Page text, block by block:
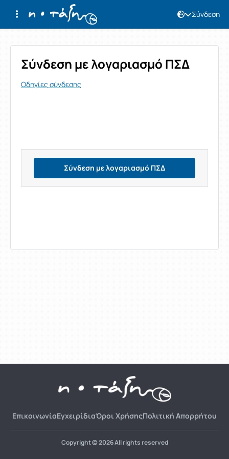
Σύνδεση
Σύνδεση
Σύνδεση με λογαριασμό ΠΣΔ
Οδηγίες σύνδεσης
Σύνδεση με λογαριασμό ΠΣΔ
ΕπικοινωνίαΕγχειρίδιαΌροι ΧρήσηςΠολιτική Απορρήτου
Copyright © 2026 All rights reserved